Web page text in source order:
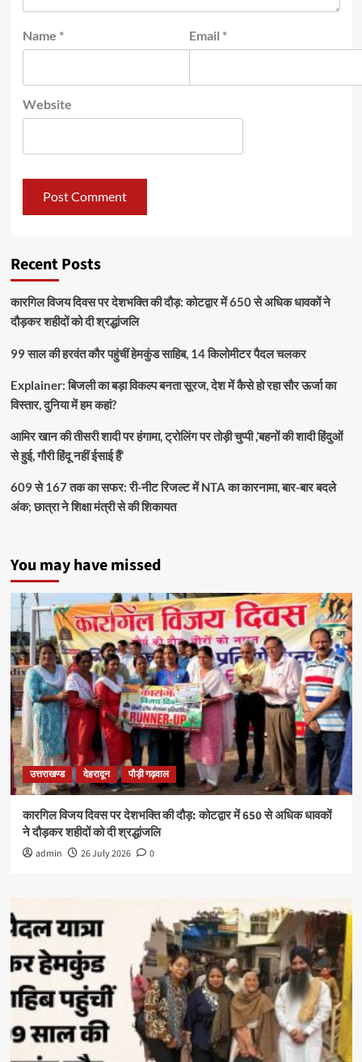
Name * Email *
Website
Recent Posts
कारगिल विजय दिवस पर देशभक्ति की दौड़: कोटद्वार में 650 से अधिक धावकों ने
दौड़कर शहीदों को दी श्रद्धांजलि
99 साल की हरवंत कौर पहुंचीं हेमकुंड साहिब, 14 किलोमीटर पैदल चलकर
Explainer: बिजली का बड़ा विकल्प बनता सूरज, देश में कैसे हो रहा सौर ऊर्जा का
विस्तार, दुनिया में हम कहां?
आमिर खान की तीसरी शादी पर हंगामा, ट्रोलिंग पर तोड़ी चुप्पी ,’बहनों की शादी हिंदुओं
से हुई, गौरी हिंदू नहीं ईसाई हैं’
609 से 167 तक का सफर: री-नीट रिजल्ट में NTA का कारनामा, बार-बार बदले
अंक; छात्रा ने शिक्षा मंत्री से की शिकायत
You may have missed
उत्तराखण्ड देहरादून पौड़ी गढ़वाल
कारगिल विजय दिवस पर देशभक्ति की दौड़: कोटद्वार में 650 से अधिक धावकों
ने दौड़कर शहीदों को दी श्रद्धांजलि
admin 26 July 2026 0